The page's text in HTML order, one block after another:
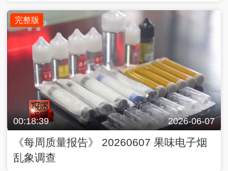
完整版
00:18:39 2026-06-07
《每周质量报告》 20260607 果味电子烟
乱象调查